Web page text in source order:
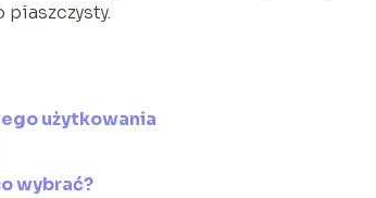
użytkowania
wybrać?